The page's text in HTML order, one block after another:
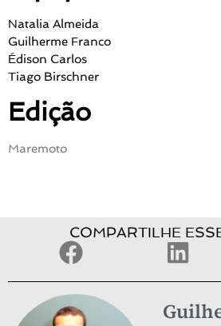
Natalia Almeida
Guilherme Franco
Édison Carlos
Tiago Birschner
Edição
Maremoto
COMPARTILHE